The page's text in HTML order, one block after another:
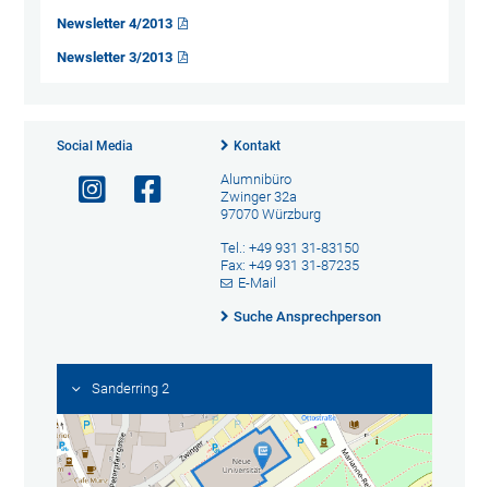
Newsletter 4/2013
Newsletter 3/2013
Social Media Kontakt
Alumnibüro
Zwinger 32a
97070 Würzburg
Tel.: +49 931 31-83150
Fax: +49 931 31-87235
E-Mail
Suche Ansprechperson
Sanderring 2